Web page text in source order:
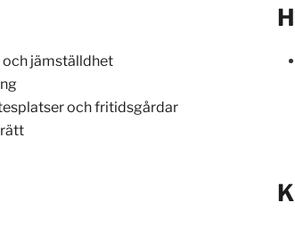
och jämställdhet
och fritidsgårdar
H
K